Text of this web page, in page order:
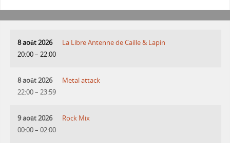
8 août 2026
20:00– 22:00
La Libre Antenne de Caille & Lapin
8 août 2026
22:00– 23:59
Metal attack
9 août 2026
00:00– 02:00
Rock Mix